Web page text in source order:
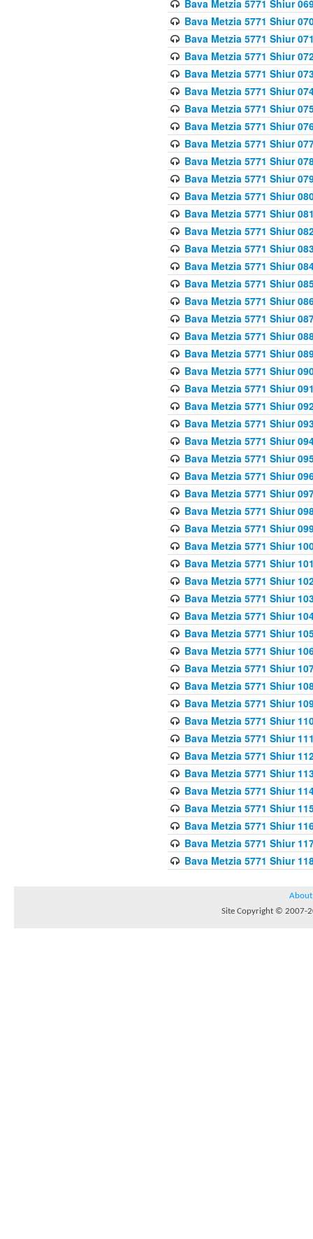
Bava Metzia 5771 Shiur
Bava Metzia 5771 Shiur
Bava Metzia 5771 Shiur
Bava Metzia 5771 Shiur
Bava Metzia 5771 Shiur
Bava Metzia 5771 Shiur
Bava Metzia 5771 Shiur
Bava Metzia 5771 Shiur
Bava Metzia 5771 Shiur
Bava Metzia 5771 Shiur
Bava Metzia 5771 Shiur
Bava Metzia 5771 Shiur
Bava Metzia 5771 Shiur
Bava Metzia 5771 Shiur
Bava Metzia 5771 Shiur
Bava Metzia 5771 Shiur
Bava Metzia 5771 Shiur
Bava Metzia 5771 Shiur
Bava Metzia 5771 Shiur
Bava Metzia 5771 Shiur
Bava Metzia 5771 Shiur
Bava Metzia 5771 Shiur
Bava Metzia 5771 Shiur
Bava Metzia 5771 Shiur
Bava Metzia 5771 Shiur
Bava Metzia 5771 Shiur
Bava Metzia 5771 Shiur
Bava Metzia 5771 Shiur
Bava Metzia 5771 Shiur
Bava Metzia 5771 Shiur
Bava Metzia 5771 Shiur
Bava Metzia 5771 Shiur
Bava Metzia 5771 Shiur
Bava Metzia 5771 Shiur
Bava Metzia 5771 Shiur
Bava Metzia 5771 Shiur
Bava Metzia 5771 Shiur
Bava Metzia 5771 Shiur
Bava Metzia 5771 Shiur
Bava Metzia 5771 Shiur
Bava Metzia 5771 Shiur
Bava Metzia 5771 Shiur
Bava Metzia 5771 Shiur
Bava Metzia 5771 Shiur
Bava Metzia 5771 Shiur
Bava Metzia 5771 Shiur
Bava Metzia 5771 Shiur
Bava Metzia 5771 Shiur
Bava Metzia 5771 Shiur
Bava Metzia 5771 Shiur
About
Site Copyright © 2007-